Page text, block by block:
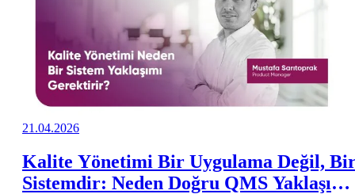
21.04.2026
Kalite Yönetimi Bir Uygulama Değil,
Sistemdir: Neden Doğru QMS Yaklaşımı